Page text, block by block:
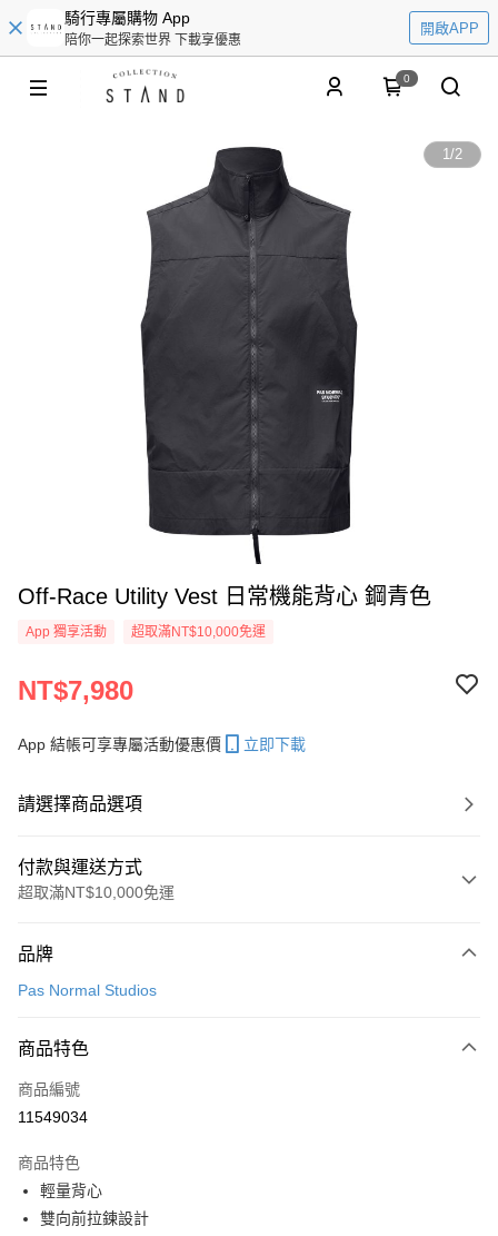
騎行專屬購物 App
陪你一起探索世界 下載享優惠
開啟APP
0
1/2
Off-Race Utility Vest 日常機能背心 鋼青色
App 獨享活動 超取滿NT$10,000免運
NT$7,980
App 結帳可享專屬活動優惠價 立即下載
請選擇商品選項
付款與運送方式
超取滿NT$10,000免運
信用卡一次付款
LINE Pay
Apple Pay
運送方式
全家店到店
品牌
Pas Normal Studios
商品特色
商品編號
11549034
商品特色
輕量背心
雙向前拉鍊設計